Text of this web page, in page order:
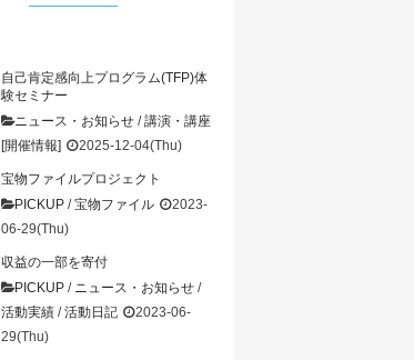
自己肯定感向上プログラム(TFP)体
験セミナー
ニュース・お知らせ /講演・講座
[開催情報]
2025-12-04(Thu)
宝物ファイルプロジェクト
PICKUP /宝物ファイル
2023-
06-29(Thu)
収益の一部を寄付
PICKUP / ニュース・お知らせ /
活動実績 /活動日記
2023-06-
29(Thu)